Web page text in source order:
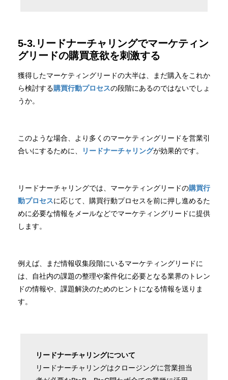
5-3.リードナーチャリングでマーケティン
グリードの購買意欲を刺激する
獲得したマーケティングリードの大半は、まだ購入をこれか
ら検討する購買行動プロセスの段階にあるのではないでしょ
うか。
このような場合、より多くのマーケティングリードを営業引
合いにするために、
リードナーチャリングが効果的です。
リードナーチャリングでは、マーケティングリードの購買行
動プロセスに応じて、購買行動プロセスを前に押し進めるた
めに必要な情報をメールなどでマーケティングリードに提供
します。
例えば、まだ情報収集段階にいるマーケティングリードに
は、自社内の課題の整理や案件化に必要となる業界のトレン
ドの情報や、課題解決のためのヒントになる情報を送りま
す。
リードナーチャリングについて
リードナーチャリングはクロージングに営業担当